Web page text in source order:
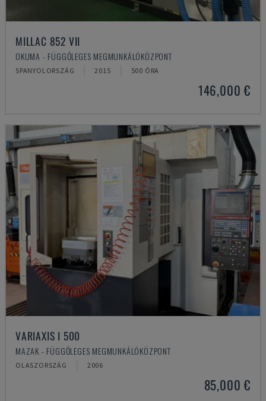
MILLAC 852 VII
OKUMA - FÜGGŐLEGES MEGMUNKÁLÓKÖZPONT
SPANYOLORSZÁG 2015 500 ÓRA
146,000 €
VARIAXIS I 500
MAZAK - FÜGGŐLEGES MEGMUNKÁLÓKÖZPONT
OLASZORSZÁG 2006
85,000 €